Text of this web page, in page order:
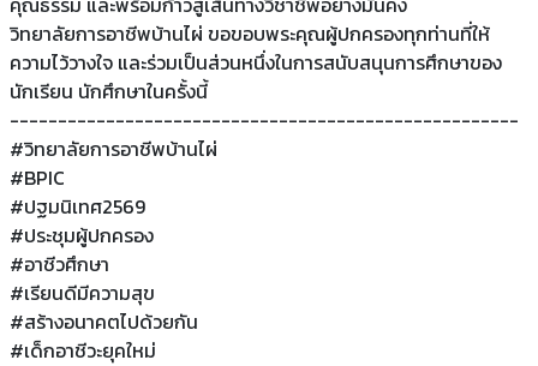
วิทยาลัยการอาชีพบ้านไผ่ ขอขอบพระคุณผู้ปกครองทุกท่านที่ให้
ความไว้วางใจ และร่วมเป็นส่วนหนึ่งในการสนับสนุนการศึกษาของ
นักเรียน นักศึกษาในครั้งนี้
-----------------------------------------------------
#วิทยาลัยการอาชีพบ้านไผ่
#BPIC
#ปฐมนิเทศ2569
#ประชุมผู้ปกครอง
#อาชีวศึกษา
#เรียนดีมีความสุข
#สร้างอนาคตไปด้วยกัน
#เด็กอาชีวะยุคใหม่